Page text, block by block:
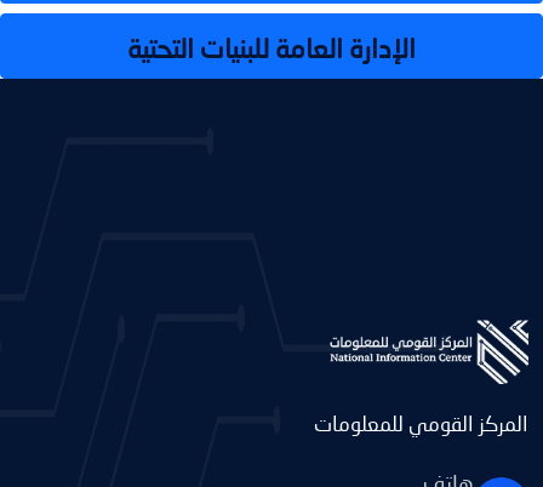
الإدارة العامة للبنيات التحتية
المركز القومي للمعلومات